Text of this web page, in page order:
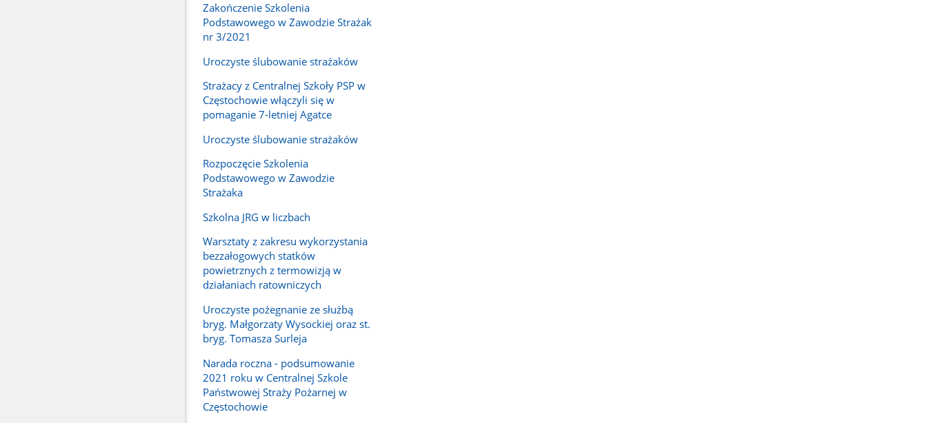
Zakończenie Szkolenia
Podstawowego w Zawodzie Strażak
nr 3/2021
Uroczyste ślubowanie strażaków
Strażacy z Centralnej Szkoły PSP w
Częstochowie włączyli się w
pomaganie 7-letniej Agatce
Uroczyste ślubowanie strażaków
Rozpoczęcie Szkolenia
Podstawowego w Zawodzie
Strażaka
Szkolna JRG w liczbach
Warsztaty z zakresu wykorzystania
bezzałogowych statków
powietrznych z termowizją w
działaniach ratowniczych
Uroczyste pożegnanie ze służbą
bryg. Małgorzaty Wysockiej oraz st.
bryg. Tomasza Surleja
Narada roczna - podsumowanie
2021 roku w Centralnej Szkole
Państwowej Straży Pożarnej w
Częstochowie